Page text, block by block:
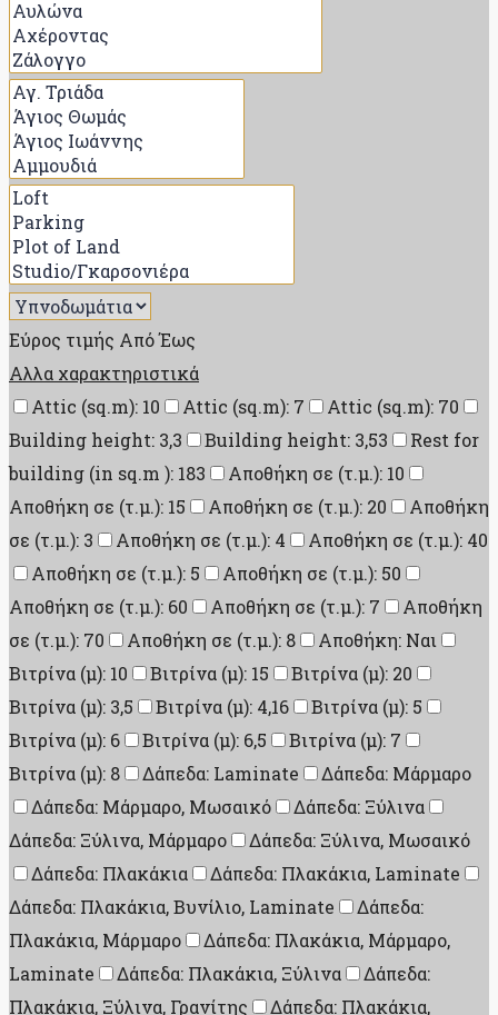
Εύρος τιμής ΑπόΈως
Αλλα χαρακτηριστικά
Attic (sq.m): 10
Attic (sq.m): 7
Attic (sq.m): 70
Building height: 3,3
Building height: 3,53
Rest for
building (in sq.m ): 183
Αποθήκη σε (τ.μ.): 10
Αποθήκη σε (τ.μ.): 15
Αποθήκη σε (τ.μ.): 20
Αποθήκη
σε (τ.μ.): 3
Αποθήκη σε (τ.μ.): 4
Αποθήκη σε (τ.μ.): 40
Αποθήκη σε (τ.μ.): 5
Αποθήκη σε (τ.μ.): 50
Αποθήκη σε (τ.μ.): 60
Αποθήκη σε (τ.μ.): 7
Αποθήκη
σε (τ.μ.): 70
Αποθήκη σε (τ.μ.): 8
Αποθήκη: Ναι
Βιτρίνα (μ): 10
Βιτρίνα (μ): 15
Βιτρίνα (μ): 20
Βιτρίνα (μ): 3,5
Βιτρίνα (μ): 4,16
Βιτρίνα (μ): 5
Βιτρίνα (μ): 6
Βιτρίνα (μ): 6,5
Βιτρίνα (μ): 7
Βιτρίνα (μ): 8
Δάπεδα: Laminate
Δάπεδα: Μάρμαρο
Δάπεδα: Μάρμαρο, Μωσαικό
Δάπεδα: Ξύλινα
Δάπεδα: Ξύλινα, Μάρμαρο
Δάπεδα: Ξύλινα, Μωσαικό
Δάπεδα: Πλακάκια
Δάπεδα: Πλακάκια, Laminate
Δάπεδα: Πλακάκια, Βυνίλιο, Laminate
Δάπεδα:
Πλακάκια, Μάρμαρο
Δάπεδα: Πλακάκια, Μάρμαρο,
Laminate
Δάπεδα: Πλακάκια, Ξύλινα
Δάπεδα:
Πλακάκια, Ξύλινα, Γρανίτης
Δάπεδα: Πλακάκια,